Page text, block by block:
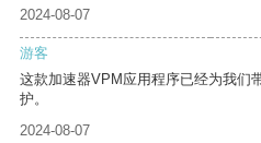
2024-08-07
游客
这款加速器VPM应用程序已经为我们
护。
2024-08-07